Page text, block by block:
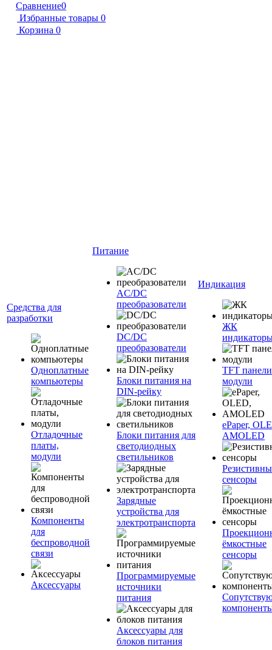
Сравнение0
Избранные товары 0
Корзина 0
Средства для
разработки
Одноплатные
компьютеры
Отладочные
платы,
модули
Компоненты
для
беспроводной
связи
Аксессуары
Питание
AC/DC
преобразователи
DC/DC
преобразователи
Блоки питания на
DIN-рейку
Блоки питания для
светодиодных
светильников
Зарядные
устройства для
электротранспорта
Программируемые
источники
питания
Аксессуары для
блоков питания
Индикация
ЖК
TFT
модули
ePaper,
AMOLED
сенсоры
ёмкостные
сенсоры